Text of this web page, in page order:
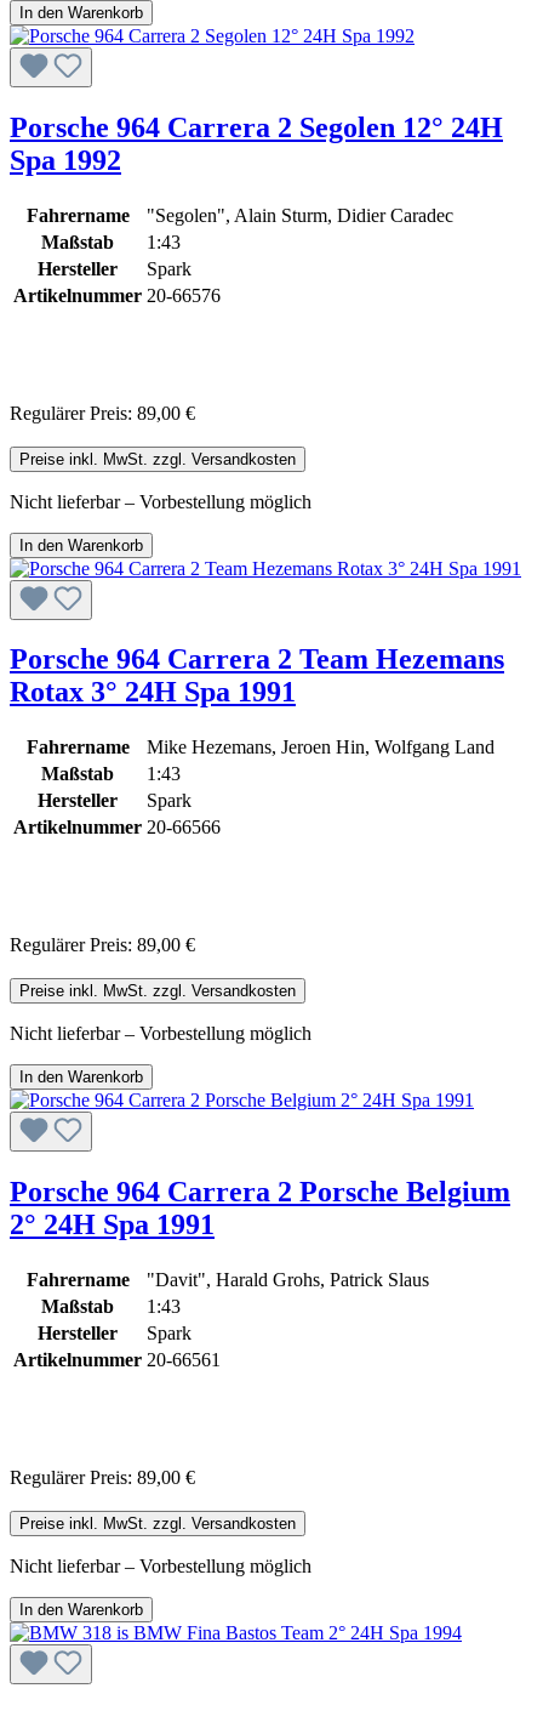
In den Warenkorb
Porsche 964 Carrera 2 Segolen 12° 24H
Spa 1992
Fahrername
"Segolen", Alain Sturm, Didier Caradec
Maßstab
1:43
Hersteller
Spark
Artikelnummer 20-66576
Regulärer Preis: 89,00 €
Preise inkl. MwSt. zzgl. Versandkosten
Nicht lieferbar – Vorbestellung möglich
In den Warenkorb
Porsche 964 Carrera 2 Team Hezemans
Rotax 3° 24H Spa 1991
Fahrername
Mike Hezemans, Jeroen Hin, Wolfgang Land
Maßstab
1:43
Hersteller
Spark
Artikelnummer 20-66566
Regulärer Preis: 89,00 €
Preise inkl. MwSt. zzgl. Versandkosten
Nicht lieferbar – Vorbestellung möglich
In den Warenkorb
Porsche 964 Carrera 2 Porsche Belgium
2° 24H Spa 1991
Fahrername
"Davit", Harald Grohs, Patrick Slaus
Maßstab
1:43
Hersteller
Spark
Artikelnummer 20-66561
Regulärer Preis: 89,00 €
Preise inkl. MwSt. zzgl. Versandkosten
Nicht lieferbar – Vorbestellung möglich
In den Warenkorb